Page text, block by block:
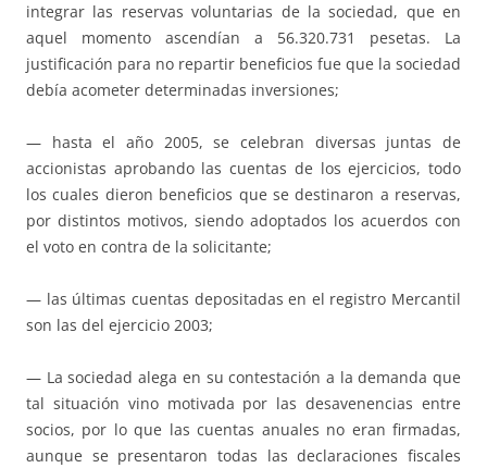
integrar las reservas voluntarias de la sociedad, que en
aquel momento ascendían a 56.320.731 pesetas. La
justificación para no repartir beneficios fue que la sociedad
debía acometer determinadas inversiones;
— hasta el año 2005, se celebran diversas juntas de
accionistas aprobando las cuentas de los ejercicios, todo
los cuales dieron beneficios que se destinaron a reservas,
por distintos motivos, siendo adoptados los acuerdos con
el voto en contra de la solicitante;
— las últimas cuentas depositadas en el registro Mercantil
son las del ejercicio 2003;
— La sociedad alega en su contestación a la demanda que
tal situación vino motivada por las desavenencias entre
socios, por lo que las cuentas anuales no eran firmadas,
aunque se presentaron todas las declaraciones fiscales